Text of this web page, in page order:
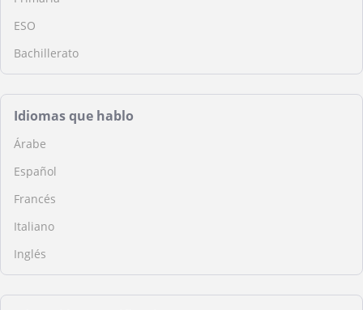
ESO
Bachillerato
Idiomas que hablo
Árabe
Español
Francés
Italiano
Inglés